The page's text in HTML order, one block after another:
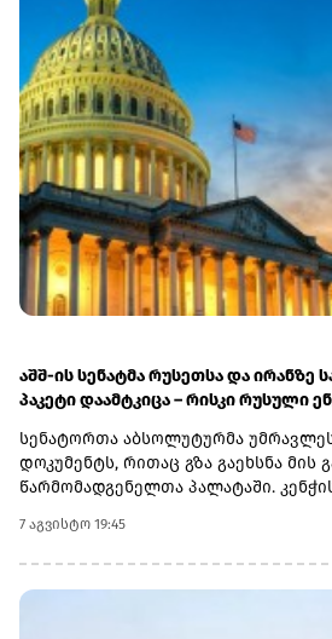
აშშ-ის სენატმა რუსეთსა და ირანზე
პაკეტი დაამტკიცა – რისკი რუსული
სენატორთა აბსოლუტურმა
დოკუმენტს, რითაც გზა გაეხსნა მის
წარმომადგენელთა პალატაში.
წინააღმდეგ კანონპროექტზე,
გრემის 2026 წლის სანქციების აქტი
წინააღმდეგ“. საბოლოო დათვლით
7 აგვისტო 19:45